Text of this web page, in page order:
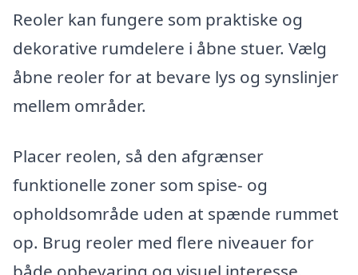
Reoler kan fungere som praktiske og
dekorative rumdelere i åbne stuer. Vælg
åbne reoler for at bevare lys og synslinjer
mellem områder.
Placer reolen, så den afgrænser
funktionelle zoner som spise- og
opholdsområde uden at spænde rummet
op. Brug reoler med flere niveauer for